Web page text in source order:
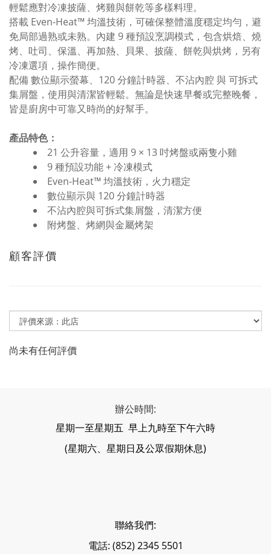
輕鬆應對冷凍披薩、烤雞與餅乾等多樣料理。
搭載 Even-Heat™ 均溫技術，可確保整體溫度穩定均勻，避
免局部過熟或未熟。內建 9 種預設烹調模式，包含烘焙、燒
烤、吐司、保溫、再加熱、貝果、披薩、餅乾與烘烤，另有
冷凍選項，操作簡便。
配備 數位顯示螢幕、120 分鐘計時器、不沾內腔 與 可拆式
集屑盤，使用與清潔皆輕鬆。無論是快速早餐或完整晚餐，
皆是廚房中可靠又時尚的好幫手。
產品特色：
21 公升容量，適用 9 × 13 吋烤盤或兩隻小雞
9 種預設功能 + 冷凍模式
Even-Heat™ 均溫技術，火力穩定
數位顯示與 120 分鐘計時器
不沾內腔與可拆式集屑盤，清潔方便
附烤盤、烤網與金屬烤架
顧客評價
尚未有任何評價
辦公時間:
星期一至星期五 早上九時至下午六時
(星期六、星期日及公眾假期休息)
聯絡我們:
電話: (852) 2345 5501